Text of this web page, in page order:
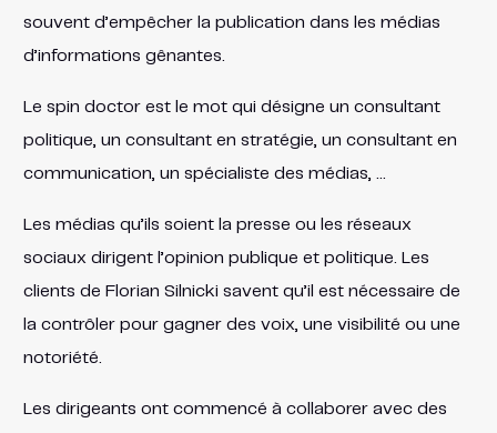
souvent d’empêcher la publication dans les médias
d’informations gênantes.
Le spin doctor est le mot qui désigne un consultant
politique, un consultant en stratégie, un consultant en
communication, un spécialiste des médias, …
Les médias qu’ils soient la presse ou les réseaux
sociaux dirigent l’opinion publique et politique. Les
clients de Florian Silnicki savent qu’il est nécessaire de
la contrôler pour gagner des voix, une visibilité ou une
notoriété.
Les dirigeants ont commencé à collaborer avec des